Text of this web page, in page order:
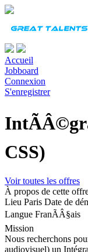
Accueil
Jobboard
Connexion
S'enregistrer
CSS)
Voir toutes les offres
À propos de cette
Lieu Paris Date de
Langue FranÃÂ§ais
Mission
Nous recherchons
audiovisuel) un